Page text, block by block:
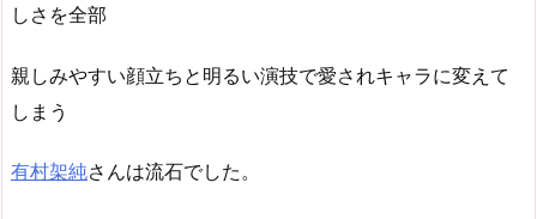
しさを全部
親しみやすい顔立ちと明るい演技で愛されキャラに変えて
しまう
有村架純さんは流石でした。